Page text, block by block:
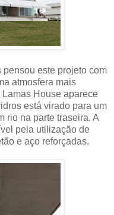
este projeto com
atmosfera mais
House aparece
está virado para um
rio na parte traseira. A
pela utilização de
e aço reforçadas.